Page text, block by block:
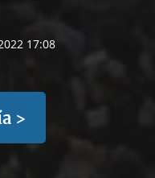
17:08
>